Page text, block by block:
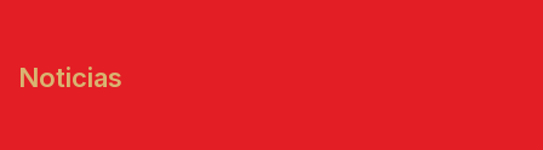
Noticias